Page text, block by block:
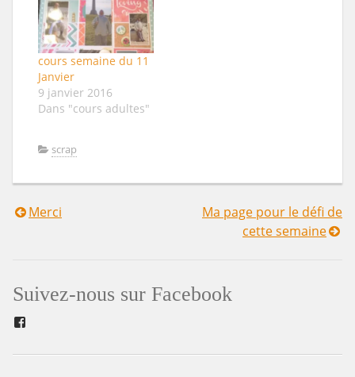
cours semaine du 11
Janvier
9 janvier 2016
Dans "cours adultes"
scrap
Navigation
l’article
Merci
Ma page pour le défi de
cette semaine
Suivez-nous sur Facebook